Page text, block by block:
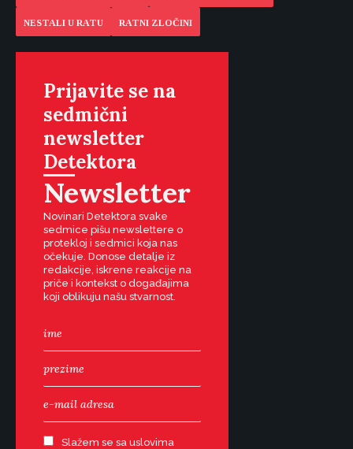
NESTALI U RATU RATNI ZLOČINI
Prijavite se na
sedmični
newsletter
Detektora
Newsletter
Novinari Detektora svake
sedmice pišu newslettere o
protekloj i sedmici koja nas
očekuje. Donose detalje iz
redakcije, iskrene reakcije na
priče i kontekst o događajima
koji oblikuju našu stvarnost.
Slažem se sa uslovima